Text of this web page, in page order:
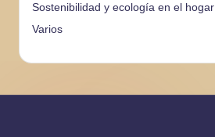
Sostenibilidad y ecología en el hogar
Varios